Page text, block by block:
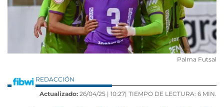
Palma Futsal
REDACCIÓN
Actualizado: 26/04/25 | 10:27| TIEMPO DE LECTURA: 6 MIN.